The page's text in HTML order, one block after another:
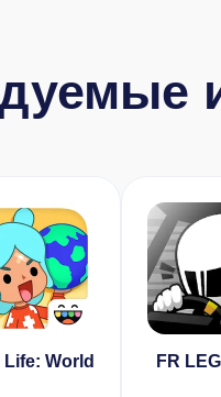
Life: World FR